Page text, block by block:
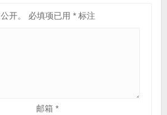
开。 必填项已用 *标注
邮箱*